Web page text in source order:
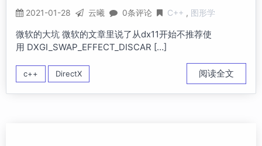
2021-01-28 云曦 0条评论 C++ 图形学
微软的大坑 微软的文章里说了从dx11开始不推荐使
用 DXGI_SWAP_EFFECT_DISCAR […]
c++ DirectX 阅读全文